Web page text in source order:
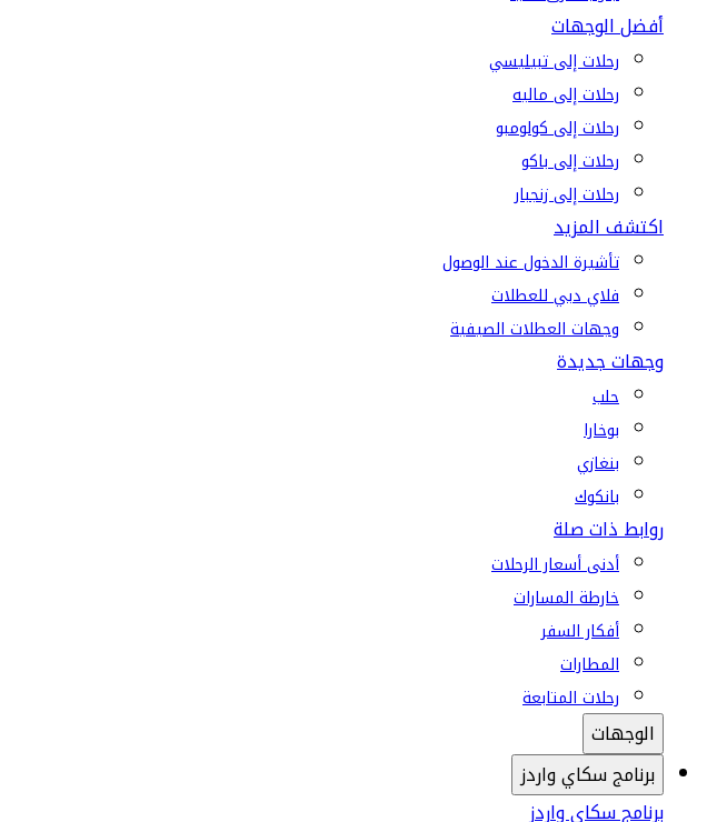
أفضل الوجهات
رحلات إلى تبيليسي
رحلات إلى ماليه
رحلات إلى كولومبو
رحلات إلى باكو
رحلات إلى زنجبار
اكتشف المزيد
تأشيرة الدخول عند الوصول
فلاي دبي للعطلات
وجهات العطلات الصيفية
وجهات جديدة
حلب
بوخارا
بنغازي
بانكوك
روابط ذات صلة
أدنى أسعار الرحلات
خارطة المسارات
أفكار السفر
المطارات
رحلات المتابعة
الوجهات
برنامج سكاي واردز
برنامج سكاي واردز